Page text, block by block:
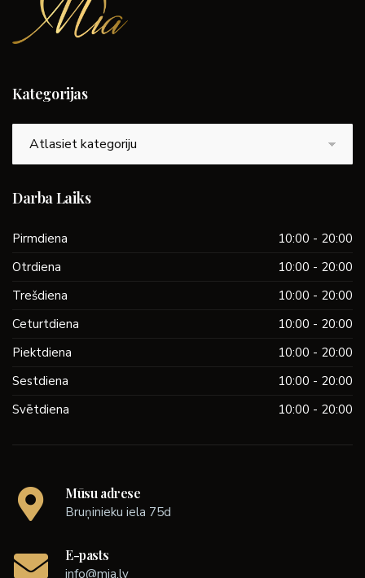
Kategorijas
Darba Laiks
Pirmdiena
10:00 - 20:00
Otrdiena
10:00 - 20:00
Trešdiena
10:00 - 20:00
Ceturtdiena
10:00 - 20:00
Piektdiena
10:00 - 20:00
Sestdiena
10:00 - 20:00
Svētdiena
10:00 - 20:00
Mūsu adrese
Bruņinieku iela 75d
E-pasts
info@mia.lv